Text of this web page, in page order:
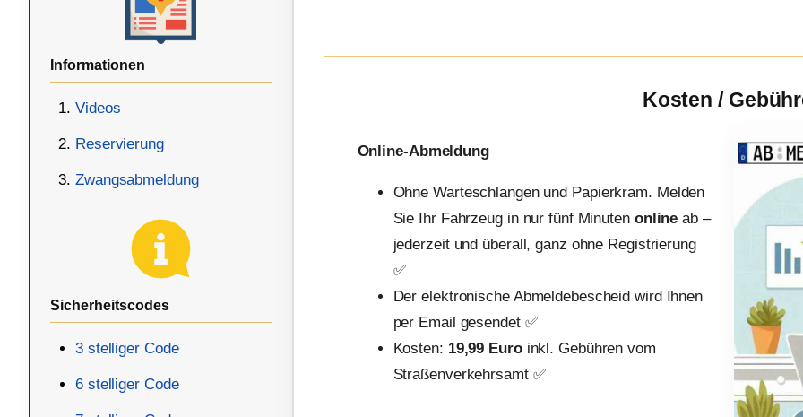
Informationen
Videos
Reservierung
Zwangsabmeldung
Sicherheitscodes
3 stelliger Code
6 stelliger Code
Kosten /
Online-Abmeldung
Ohne Warteschlangen und Papierkram. Melden
Sie Ihr Fahrzeug in nur fünf Minuten online ab –
jederzeit und überall, ganz ohne Registrierung
✅
Der elektronische Abmeldebescheid wird Ihnen
per Email gesendet ✅
Kosten: 19,99 Euroinkl. Gebühren vom
Straßenverkehrsamt ✅